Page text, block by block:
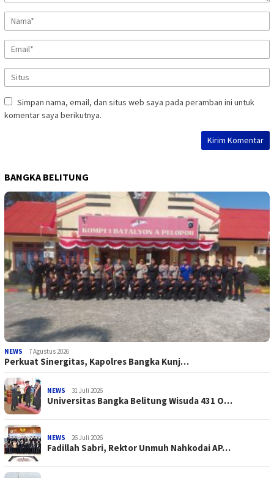
Simpan nama, email, dan situs web saya pada peramban ini untuk
komentar saya berikutnya.
BANGKA BELITUNG
NEWS 7 Agustus 2026
Perkuat Sinergitas, Kapolres Bangka Kunj…
NEWS 31 Juli 2026
Universitas Bangka Belitung Wisuda 431 O…
NEWS 26 Juli 2026
Fadillah Sabri, Rektor Unmuh Nahkodai AP…